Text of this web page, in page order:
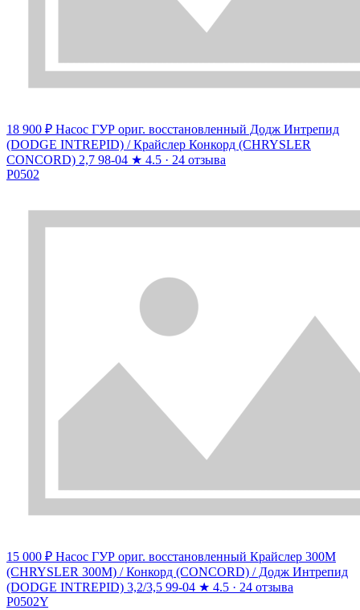
18 900 ₽ Насос ГУР ориг. восстановленный Додж Интрепид
(DODGE INTREPID) / Крайслер Конкорд (CHRYSLER
CONCORD) 2,7 98-04 ★ 4.5 · 24 отзыва
P0502
15 000 ₽ Насос ГУР ориг. восстановленный Крайслер 300M
(CHRYSLER 300M) / Конкорд (CONCORD) / Додж Интрепид
(DODGE INTREPID) 3,2/3,5 99-04 ★ 4.5 · 24 отзыва
P0502Y